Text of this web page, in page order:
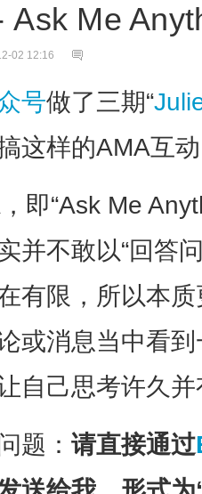
Ask Me
02 12:16
号做了三期“
这样的AMA互
即“Ask Me
并不敢以“回答
有限，所以本质
或消息当中看
自己思考许久
题： 请直接通过